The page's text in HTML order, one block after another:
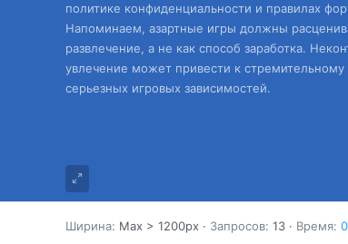
политике конфиденциальности и правилах
Напоминаем, азартные игры должны
развлечение, а не как способ заработка.
увлечение может привести к стремительному
серьезных игровых зависимостей.
Ширина Запросов 13 Время